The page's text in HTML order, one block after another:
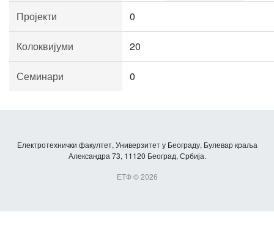
Пројекти 0
Колоквијуми 20
Семинари 0
Електротехнички факултет, Универзитет у Београду, Булевар краља
Александра 73, 11120 Београд, Србија.
ЕТФ © 2026